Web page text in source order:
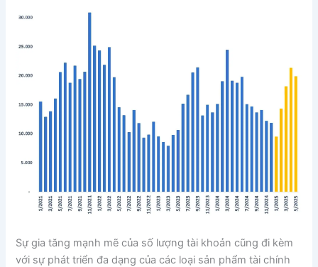
Sự gia tăng mạnh mẽ của số lượng tài khoản cũng đi kèm
với sự phát triển đa dạng của các loại sản phẩm tài chính